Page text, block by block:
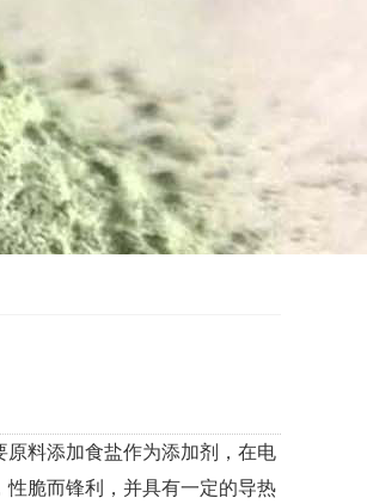
料添加食盐作为添加剂，在电
脆而锋利，并具有一定的导热